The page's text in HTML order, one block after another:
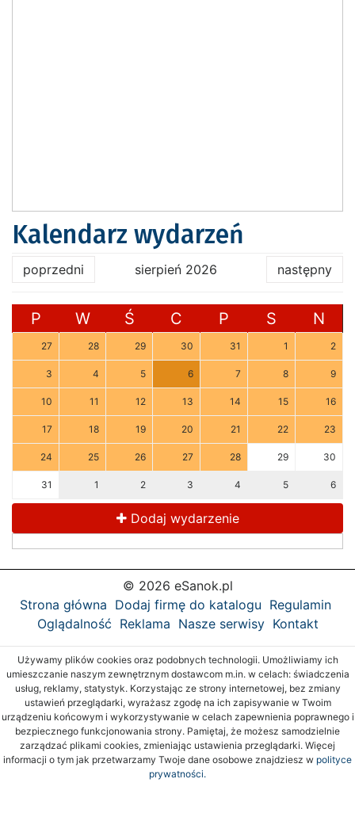
Kalendarz wydarzeń
poprzedni sierpień 2026 następny
P W Ś C P S N
27 28 29 30 31 1 2
3 4 5 6 7 8 9
10 11 12 13 14 15 16
17 18 19 20 21 22 23
24 25 26 27 28 29 30
31 1 2 3 4 5 6
Dodaj wydarzenie
© 2026 eSanok.pl
Strona główna Dodaj firmę do katalogu Regulamin
Oglądalność Reklama Nasze serwisy Kontakt
Używamy plików cookies oraz podobnych technologii. Umożliwiamy ich
umieszczanie naszym zewnętrznym dostawcom m.in. w celach: świadczenia
usług, reklamy, statystyk. Korzystając ze strony internetowej, bez zmiany
ustawień przeglądarki, wyrażasz zgodę na ich zapisywanie w Twoim
urządzeniu końcowym i wykorzystywanie w celach zapewnienia poprawnego i
bezpiecznego funkcjonowania strony. Pamiętaj, że możesz samodzielnie
zarządzać plikami cookies, zmieniając ustawienia przeglądarki. Więcej
informacji o tym jak przetwarzamy Twoje dane osobowe znajdziesz w polityce
prywatności.